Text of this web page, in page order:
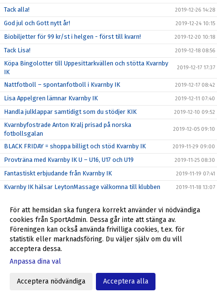
Tack alla! 2019-12-26 14:28
God jul och Gott nytt år! 2019-12-24 10:15
Biobiljetter för 99 kr/st i helgen - först till kvarn! 2019-12-20 10:18
Tack Lisa! 2019-12-18 08:56
Köpa Bingolotter till Uppesittarkvällen och stötta Kvarnby
IK
2019-12-17 17:37
Nattfotboll – spontanfotboll i Kvarnby IK 2019-12-17 08:42
Lisa Appelgren lämnar Kvarnby IK 2019-12-11 07:40
Handla julklappar samtidigt som du stödjer KIK 2019-12-10 09:52
Kvarnbyfostrade Anton Kralj prisad på norska
fotbollsgalan
2019-12-05 09:10
BLACK FRIDAY = shoppa billigt och stöd Kvarnby IK 2019-11-29 09:00
Provträna med Kvarnby IK U – U16, U17 och U19 2019-11-25 08:30
Fantastiskt erbjudande från Kvarnby IK 2019-11-19 07:41
Kvarnby IK hälsar LeytonMassage välkomna till klubben 2019-11-18 13:07
Kvarnby IK bjuder in till träningscamp med start 18/11 2019-11-12 12:00
Julklappar till anställda och kunder - stöd Kvarnby IK 2019-11-05 08:35
Höst/vinter = Stora intäkter från Sponsorhuset 2019-10-29 11:24
Richard, Max och Niklas förlänger - leder återtåget
P04 klara för P16 Nationella 2020
För att hemsidan ska fungera korrekt använder vi nödvändiga
cookies från SportAdmin. Dessa går inte att stänga av.
Föreningen kan också använda frivilliga cookies, t.ex. för
statistik eller marknadsföring. Du väljer själv om du vill
acceptera dessa.
Anpassa dina val
Acceptera nödvändiga Acceptera alla